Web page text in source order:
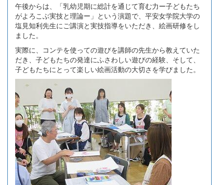
午後からは、「乳幼児期に総計を通じて育む力ー子どもたち
がよろこぶ実技と理論ー」という演題で、平安女学院大学の
塩見知利先生にご講演と実技指導をいただき、絵画研修をし
ました。
実際に、コンテを使っての遊びを講師の先生から教えていた
だき、子どもたちの発達にふさわしい遊びの経験、そして、
子どもたちにとって楽しい絵画活動の大切さを学びました。